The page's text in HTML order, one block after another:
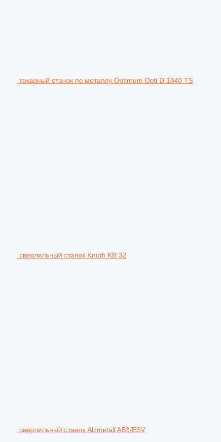
токарный станок по металлу Optimum Opti D 1840 TS
сверлильный станок Knuth KB 32
сверлильный станок Alzmetall AB3/ESV